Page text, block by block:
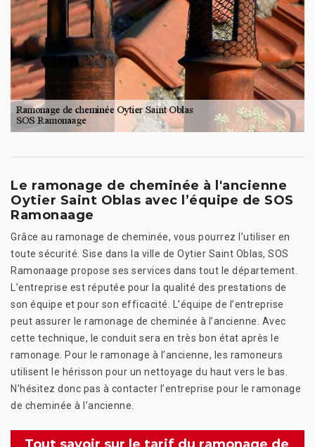
Le ramonage de cheminée à l'ancienne
Oytier Saint Oblas avec l’équipe de SOS
Ramonaage
Grâce au ramonage de cheminée, vous pourrez l’utiliser en
toute sécurité. Sise dans la ville de Oytier Saint Oblas, SOS
Ramonaage propose ses services dans tout le département.
L’entreprise est réputée pour la qualité des prestations de
son équipe et pour son efficacité. L’équipe de l’entreprise
peut assurer le ramonage de cheminée à l’ancienne. Avec
cette technique, le conduit sera en très bon état après le
ramonage. Pour le ramonage à l’ancienne, les ramoneurs
utilisent le hérisson pour un nettoyage du haut vers le bas.
N’hésitez donc pas à contacter l’entreprise pour le ramonage
de cheminée à l’ancienne.